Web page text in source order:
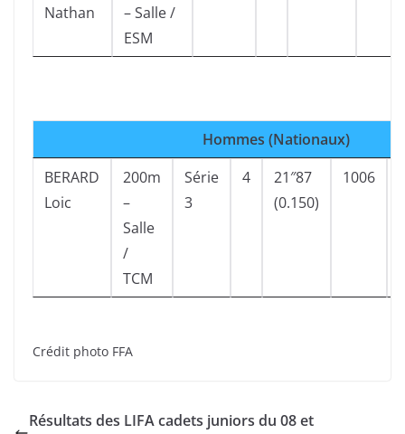
Nathan
– Salle /
ESM
Hommes (Nationaux)
BERARD
Loic
200m
–
Salle
/
TCM
Série
3
4
21″87
(0.150)
1006
Crédit photo FFA
Résultats des LIFA cadets juniors du 08 et